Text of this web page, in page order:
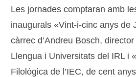
Les jornades comptaran amb
inaugurals «Vint-i-cinc anys de
càrrec d’Andreu Bosch, director
Llengua i Universitats del IRL i
Filològica de l’IEC, de cent